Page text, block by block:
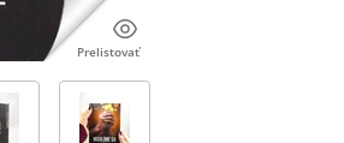
Prelistovať